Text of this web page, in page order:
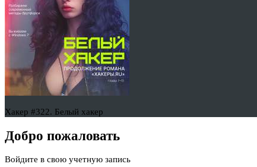
Хакер #322. Белый хакер
Добро пожаловать
Войдите в свою учетную запись